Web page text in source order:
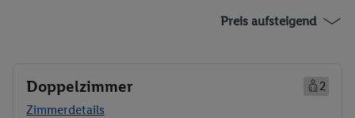
Preis aufsteigend
Doppelzimmer
2
Zimmerdetails